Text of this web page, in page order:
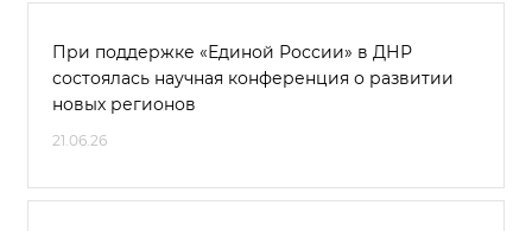
При поддержке «Единой России» в ДНР
состоялась научная конференция о развитии
новых регионов
21.06.26